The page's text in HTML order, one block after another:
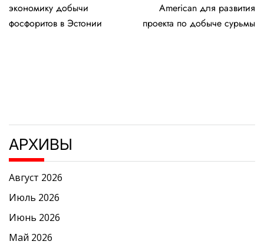
записям
экономику добычи
фосфоритов в Эстонии
American для развития
проекта по добыче сурьмы
АРХИВЫ
Август 2026
Июль 2026
Июнь 2026
Май 2026